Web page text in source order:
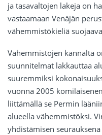
ja tasavaltojen lakeja on
vastaamaan Venäjän
vähemmistökieliä
Vähemmistöjen kannalta
suunnitelmat lakkauttaa
suuremmiksi
vuonna 2005
liittämällä se Permin
alueella vähemmistöksi.
yhdistämisen